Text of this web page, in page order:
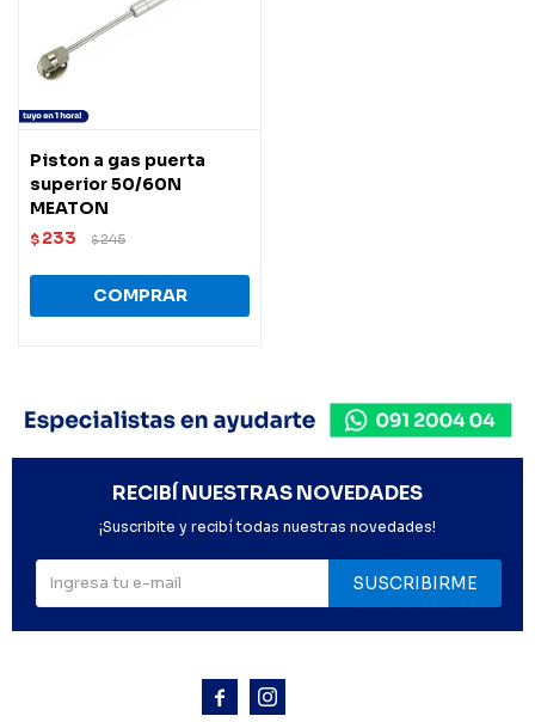
Piston a gas puerta
superior 50/60N
MEATON
$ 233 $245
 
RECIBÍ NUESTRAS NOVEDADES
¡Suscribite y recibí todas nuestras novedades!
SUSCRIBIRME